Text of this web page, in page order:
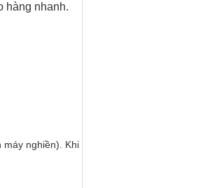
hàng nhanh.
nghiền).
Khi